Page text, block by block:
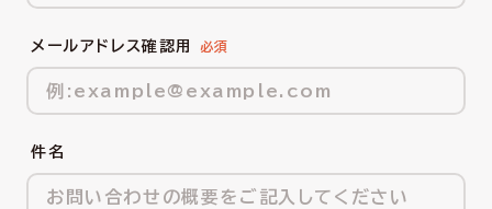
メールアドレス確認用
件名